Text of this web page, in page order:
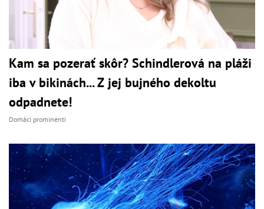
Kam sa pozerať skôr? Schindlerová na pláži
iba v bikinách... Z jej bujného dekoltu
odpadnete!
Domáci prominenti